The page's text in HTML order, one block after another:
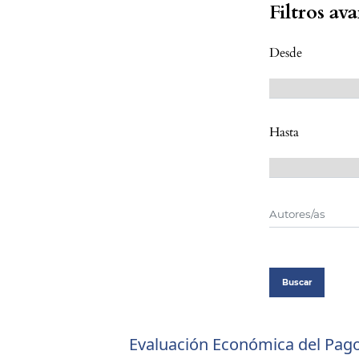
Filtros
Desde
Hasta
Buscar
Evaluación Económica del